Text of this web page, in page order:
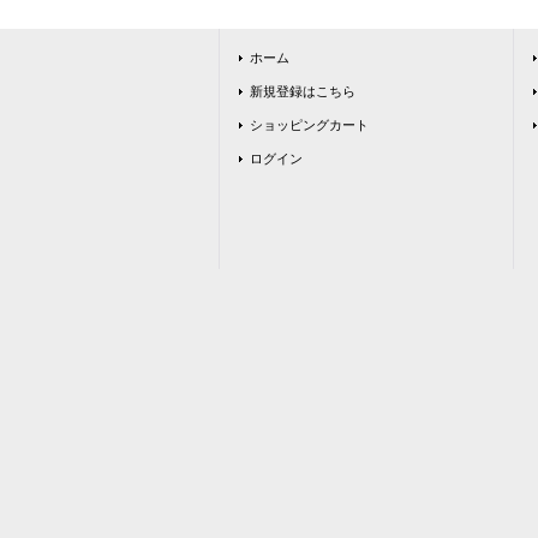
ホーム
新規登録はこちら
ショッピングカート
ログイン